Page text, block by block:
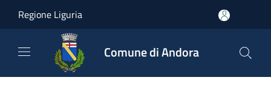
Regione Liguria
Comune di Andora